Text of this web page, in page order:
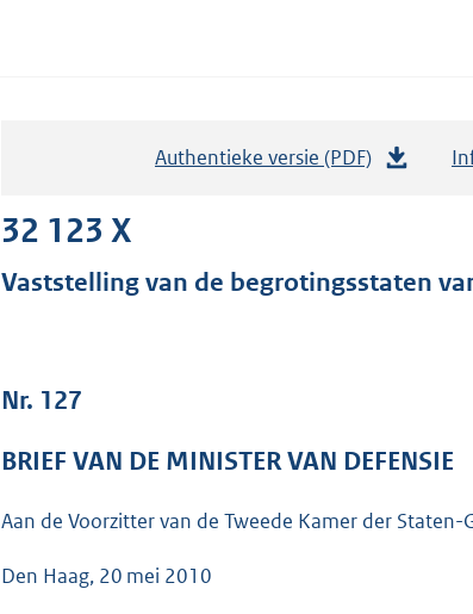
Authentieke versie (PDF)
a
r
o
32 123 X
Vaststelling van de begrotingsstaten
Nr. 127
BRIEF VAN DE MINISTER VAN DEFENSIE
Aan de Voorzitter van de Tweede Kamer der Staten-
Den Haag, 20 mei 2010